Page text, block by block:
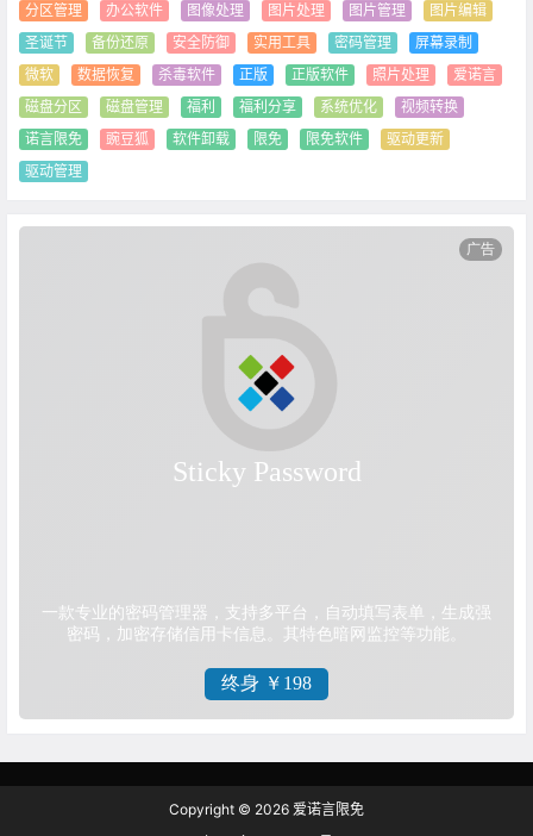
分区管理
办公软件 图像处理 图片处理 图片管理
图片编辑
圣诞节
备份还原 安全防御 实用工具 密码管理
屏幕录制
微软
数据恢复 杀毒软件 正版 正版软件 照片处理
爱诺言
磁盘分区
磁盘管理 福利 福利分享 系统优化
视频转换
诺言限免
豌豆狐 软件卸载 限免 限免软件
驱动更新
驱动管理
Copyright © 2026 爱诺言限免